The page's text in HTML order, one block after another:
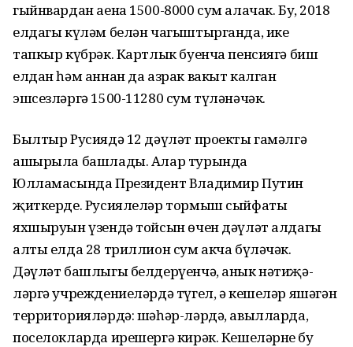
гыйнвардан аена 1500-8000 сум алачак. Бу, 2018
елдагы күләм белән чагыштырганда, ике
тапкыр күб­рәк. Картлык буенча пенсиягә биш
елдан һәм аннан да азрак вакыт калган
эшсезләргә 1500-11280 сум түләнәчәк.
Былтыр Русиядә 12 дәү­ләт проекты гамәлгә
ашырыла башлады. Алар турында
Юлламасында Президент Владимир Путин
җиткерде. Русиялеләр тормыш сыйфаты
яхшыруын үзендә тойсын өчен дәүләт алдагы
алты елда 28 триллион сум акча бүләчәк.
Дәүләт башлыгы белдерүенчә, анык нәтиҗә­
ләргә учрежде­ниеләрдә түгел, ә кешеләр яшәгән
терри­торияләрдә: шәһәр-ләрдә, авылларда,
поселокларда ирешергә кирәк. Кеше­ләр­нең бу